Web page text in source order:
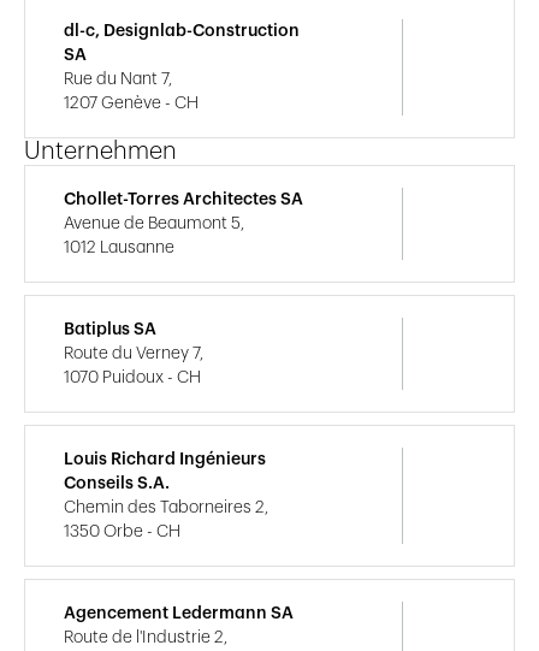
dl-c, Designlab-Construction
SA
Rue du Nant 7,
1207 Genève - CH
Unternehmen
Chollet-Torres Architectes SA
Avenue de Beaumont 5,
1012 Lausanne
Batiplus SA
Route du Verney 7,
1070 Puidoux - CH
Louis Richard Ingénieurs
Conseils S.A.
Chemin des Taborneires 2,
1350 Orbe - CH
Agencement Ledermann SA
Route de l'Industrie 2,